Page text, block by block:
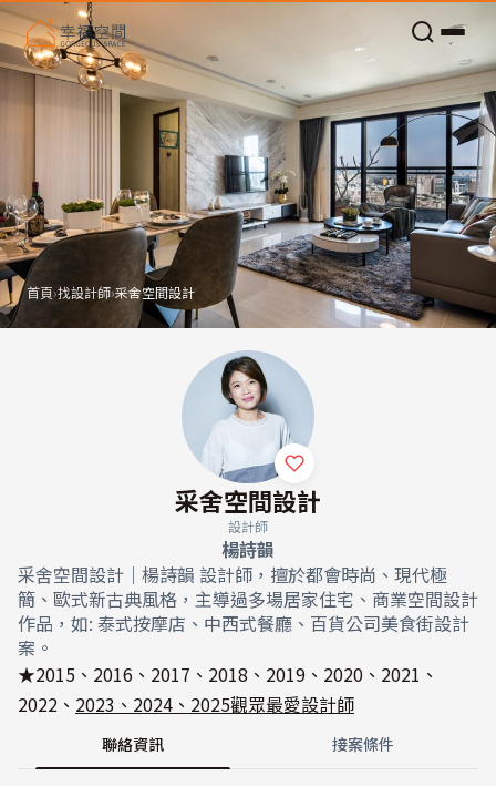
首頁›找設計師›采舍空間設計
采舍空間設計
設計師
楊詩韻
采舍空間設計｜楊詩韻 設計師，擅於都會時尚、現代極
簡、歐式新古典風格，主導過多場居家住宅、商業空間設計
作品，如: 泰式按摩店、中西式餐廳、百貨公司美食街設計
案。
★2015、2016、2017、2018、2019、2020、2021、
2022、 2023、2024、2025觀眾最愛設計師
聯絡資訊 接案條件